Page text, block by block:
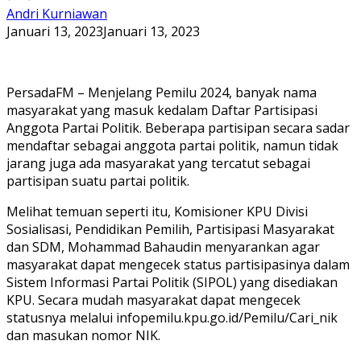
Andri Kurniawan
Januari 13, 2023Januari 13, 2023
PersadaFM – Menjelang Pemilu 2024, banyak nama
masyarakat yang masuk kedalam Daftar Partisipasi
Anggota Partai Politik. Beberapa partisipan secara sadar
mendaftar sebagai anggota partai politik, namun tidak
jarang juga ada masyarakat yang tercatut sebagai
partisipan suatu partai politik.
Melihat temuan seperti itu, Komisioner KPU Divisi
Sosialisasi, Pendidikan Pemilih, Partisipasi Masyarakat
dan SDM, Mohammad Bahaudin menyarankan agar
masyarakat dapat mengecek status partisipasinya dalam
Sistem Informasi Partai Politik (SIPOL) yang disediakan
KPU. Secara mudah masyarakat dapat mengecek
statusnya melalui infopemilu.kpu.go.id/Pemilu/Cari_nik
dan masukan nomor NIK.